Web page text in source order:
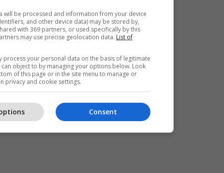
will be processed and information from your device
and other device data) may be stored by,
with 369 partners, or used specifically by this
may use precise geolocation data. List of
process your personal data on the basis of legitimate
can object to by managing your options below. Look
of this page or in the site menu to manage or
privacy and cookie settings.
Consent